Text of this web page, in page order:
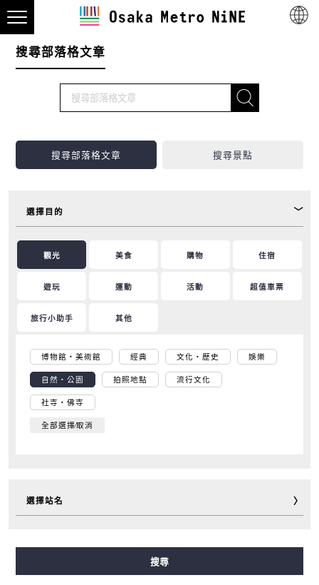
搜尋部落格文章
搜尋部落格文章 搜尋景點
選擇目的
觀光 美食 購物 住宿
遊玩 運動 活動 超值車票
旅行小助手 其他
博物館・美術館 經典 文化・歷史 娛樂
自然・公園 拍照地點 流行文化
社寺・佛寺
全部選擇∕取消
選擇站名
搜尋